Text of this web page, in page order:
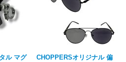
ル マグ
CHOPPERSオリジナル 偏